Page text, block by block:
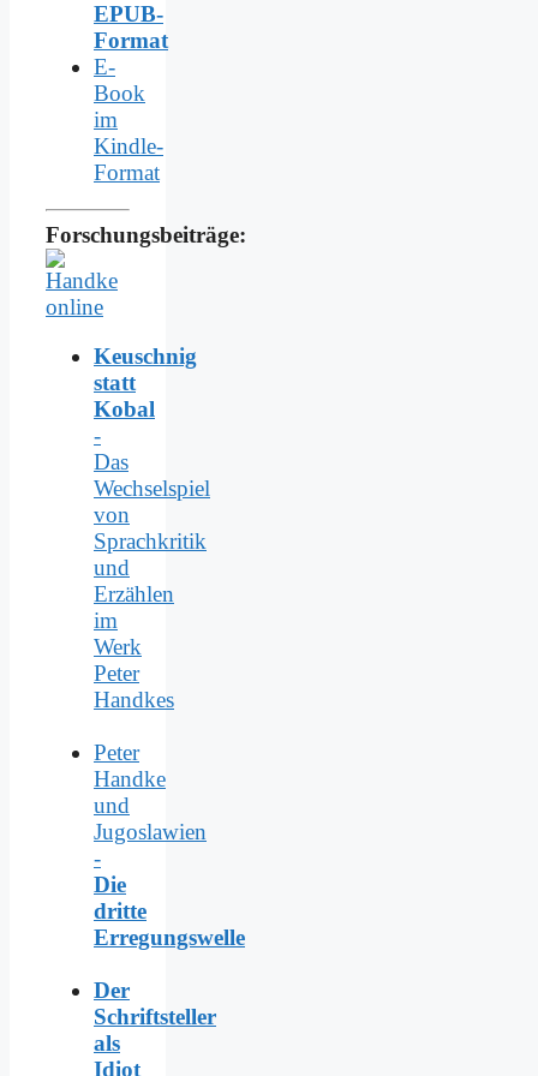
EPUB-
Format
E-
Book
im
Kindle-
Format
Forschungsbeiträge:
Keuschnig
statt
Kobal
-
Das
Wechselspiel
von
Sprachkritik
und
Erzählen
im
Werk
Peter
Handkes
Peter
Handke
und
Jugoslawien
-
Die
dritte
Erregungswelle
Der
Schriftsteller
als
Idiot